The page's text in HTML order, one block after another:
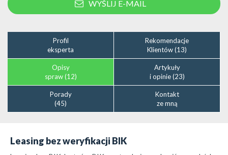
WYŚLIJ E-MAIL
Profil
eksperta
Rekomendacje
Klientów (13)
Opisy
spraw (12)
Artykuły
i opinie (23)
Porady
(45)
Kontakt
ze mną
Leasing bez weryfikacji BIK